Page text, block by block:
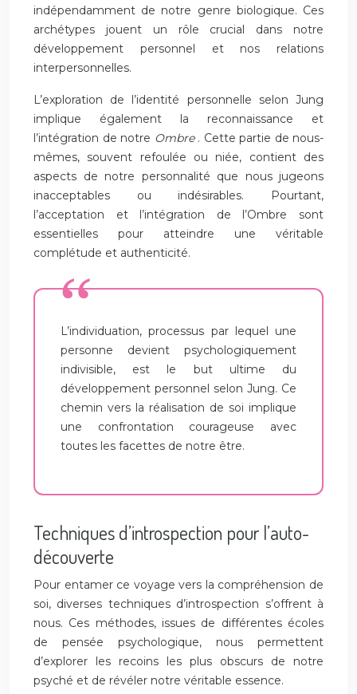
indépendamment de notre genre biologique. Ces
archétypes jouent un rôle crucial dans notre
développement personnel et nos relations
interpersonnelles.
L’exploration de l’identité personnelle selon Jung
implique également la reconnaissance et
l’intégration de notre Ombre . Cette partie de nous-
mêmes, souvent refoulée ou niée, contient des
aspects de notre personnalité que nous jugeons
inacceptables ou indésirables. Pourtant,
l’acceptation et l’intégration de l’Ombre sont
essentielles pour atteindre une véritable
complétude et authenticité.
L’individuation, processus par lequel une
personne devient psychologiquement
indivisible, est le but ultime du
développement personnel selon Jung. Ce
chemin vers la réalisation de soi implique
une confrontation courageuse avec
toutes les facettes de notre être.
Techniques d’introspection pour l’auto-
découverte
Pour entamer ce voyage vers la compréhension de
soi, diverses techniques d’introspection s’offrent à
nous. Ces méthodes, issues de différentes écoles
de pensée psychologique, nous permettent
d’explorer les recoins les plus obscurs de notre
psyché et de révéler notre véritable essence.